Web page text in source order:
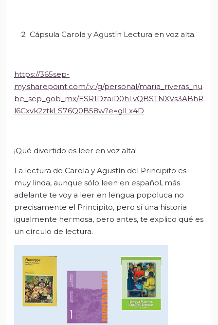
Cápsula Carola y Agustín Lectura en voz alta.
https://365sep-
my.sharepoint.com/:v:/g/personal/maria_riveras_nu
be_sep_gob_mx/ESR1DzaiD0hLvQBSTNXVs3ABhR
l6Cxvk2ztkLS76Q0B58w?e=glLx4D
¡Qué divertido es leer en voz alta!
La lectura de Carola y Agustín del Principito es
muy linda, aunque sólo leen en español, más
adelante te voy a leer en lengua popoluca no
precisamente el Principito, pero sí una historia
igualmente hermosa, pero antes, te explico qué es
un círculo de lectura.